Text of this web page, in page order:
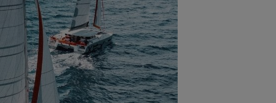
mi Excess »!
su barco sin dejar de trabajar. Tenemos la